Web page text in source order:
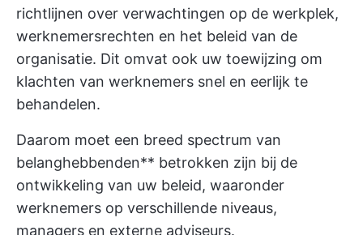
richtlijnen over verwachtingen op de werkplek,
werknemersrechten en het beleid van de
organisatie. Dit omvat ook uw toewijzing om
klachten van werknemers snel en eerlijk te
behandelen.
Daarom moet een breed spectrum van
belanghebbenden** betrokken zijn bij de
ontwikkeling van uw beleid, waaronder
werknemers op verschillende niveaus,
managers en externe adviseurs.